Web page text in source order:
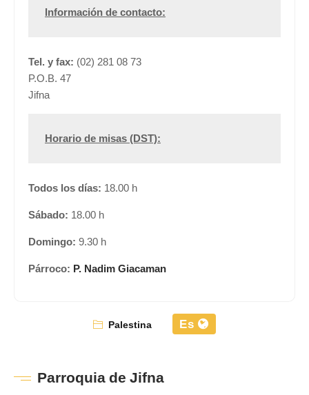
Palestina Es
Parroquia de Jifna
Información de contacto:
Tel. y fax:(02) 281 08 73
P.O.B. 47
Jifna
Horario de misas (DST):
Todos los días:18.00 h
Sábado:18.00 h
Domingo:9.30 h
Párroco:P. Nadim Giacaman